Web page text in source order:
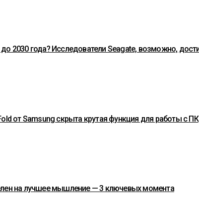
2030 года? Исследователи Seagate, возможно,
от Samsung скрыта крутая функция для работы с ПК
на лучшее мышление — 3 ключевых момента